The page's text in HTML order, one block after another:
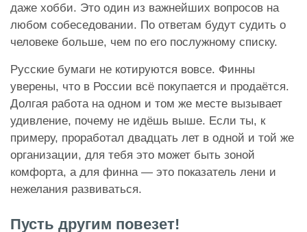
даже хобби. Это один из важнейших вопросов на
любом собеседовании. По ответам будут судить о
человеке больше, чем по его послужному списку.
Русские бумаги не котируются вовсе. Финны
уверены, что в России всё покупается и продаётся.
Долгая работа на одном и том же месте вызывает
удивление, почему не идёшь выше. Если ты, к
примеру, проработал двадцать лет в одной и той же
организации, для тебя это может быть зоной
комфорта, а для финна — это показатель лени и
нежелания развиваться.
Пусть другим повезет!